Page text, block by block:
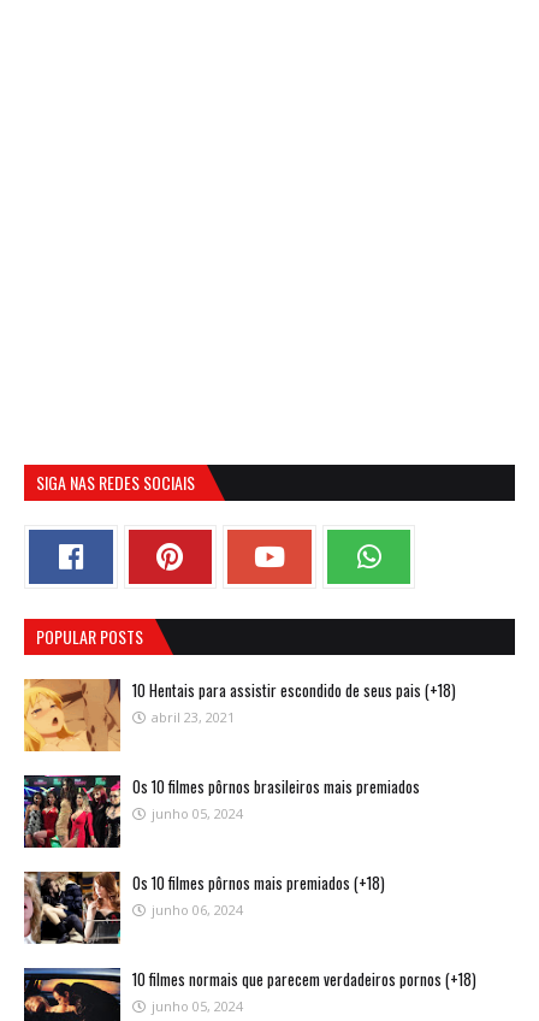
SIGA NAS REDES SOCIAIS
POPULAR POSTS
10 Hentais para assistir escondido de seus pais (+18)
abril 23, 2021
Os 10 filmes pôrnos brasileiros mais premiados
junho 05, 2024
Os 10 filmes pôrnos mais premiados (+18)
junho 06, 2024
10 filmes normais que parecem verdadeiros pornos (+18)
junho 05, 2024